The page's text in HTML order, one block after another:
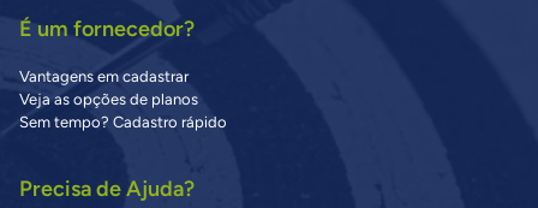
É um fornecedor?
Vantagens em cadastrar
Veja as opções de planos
Sem tempo? Cadastro rápido
Precisa de Ajuda?